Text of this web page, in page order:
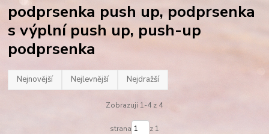
podprsenka push up, podprsenka
s výplní push up, push-up
podprsenka
Nejnovější Nejlevnější Nejdražší
Zobrazuji 1-4 z 4
strana z 1